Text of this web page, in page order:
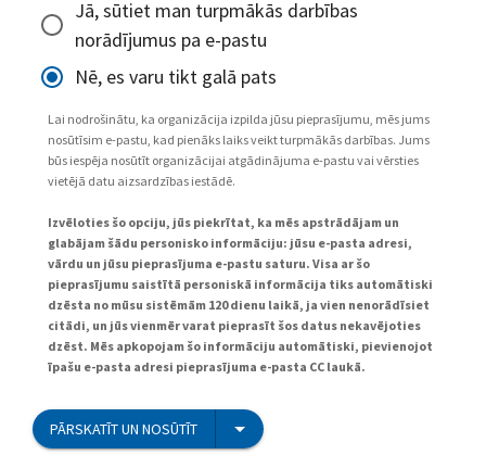
Jā, sūtiet man turpmākās darbības
norādījumus pa e-pastu
Nē, es varu tikt galā pats
Lai nodrošinātu, ka organizācija izpilda jūsu pieprasījumu, mēs jums
nosūtīsim e-pastu, kad pienāks laiks veikt turpmākās darbības. Jums
būs iespēja nosūtīt organizācijai atgādinājuma e-pastu vai vērsties
vietējā datu aizsardzības iestādē.
Izvēloties šo opciju, jūs piekrītat, ka mēs apstrādājam un
glabājam šādu personisko informāciju: jūsu e-pasta adresi,
vārdu un jūsu pieprasījuma e-pastu saturu. Visa ar šo
pieprasījumu saistītā personiskā informācija tiks automātiski
dzēsta no mūsu sistēmām 120 dienu laikā, ja vien nenorādīsiet
citādi, un jūs vienmēr varat pieprasīt šos datus nekavējoties
dzēst. Mēs apkopojam šo informāciju automātiski, pievienojot
īpašu e-pasta adresi pieprasījuma e-pasta CC laukā.
PĀRSKATĪT UN NOSŪTĪT